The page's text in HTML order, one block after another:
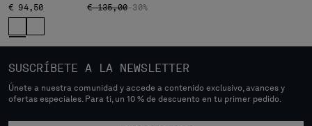
€ 94,50
PRICE REDUCED FROM
€ 135,00TO
-30%
SUSCRÍBETE A LA NEWSLETTER
Únete a nuestra comunidad y accede a contenido exclusivo, avances y
ofertas especiales. Para ti, un 10 % de descuento en tu primer pedido.